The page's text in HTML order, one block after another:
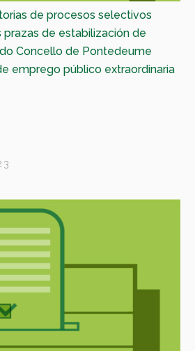
de procesos selectivos
de estabilización de
Concello de Pontedeume
emprego público extraordinaria